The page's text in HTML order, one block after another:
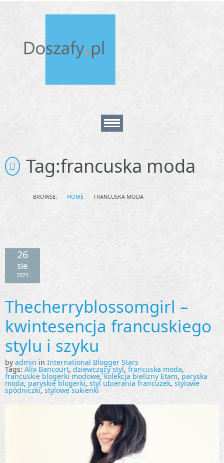
Home
Contact
Tag:francuska moda
BROWSE: HOME FRANCUSKA MODA
26
sie
2025
Thecherryblossomgirl –
kwintesencja francuskiego
stylu i szyku
by admin in International Blogger Stars
Tags: Alix Bancourt, dziewczęcy styl, francuska moda,
francuskie blogerki modowe,kolekcja bielizny Etam, paryska
moda,paryskie blogerki, styl ubierania francuzek, stylowe
spódniczki, stylowe sukienki